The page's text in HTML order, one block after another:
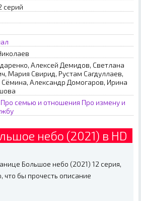
серий
Алексей Демидов, Светлана
Мария Свирид, Рустам Сагдуллаев,
Александр Домогаров, Ирина
Про семью и отношения Про измену и
небо (2021) в HD
Большое небо (2021) 12 серия,
что бы прочесть описание